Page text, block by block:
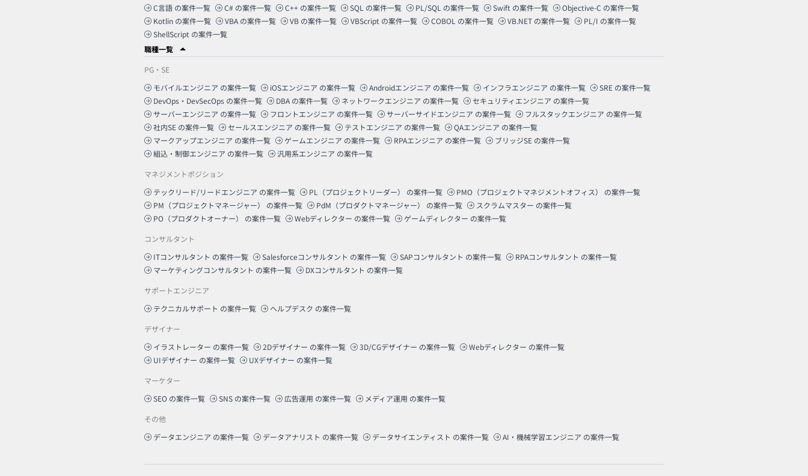
C言語 の案件一覧 C# の案件一覧 C++ の案件一覧 SQL の案件一覧 PL/SQL の案件一覧 Swift の案件一覧 Objective-C の案件一覧
Kotlin の案件一覧 VBA の案件一覧 VB の案件一覧 VBScript の案件一覧 COBOL の案件一覧 VB.NET の案件一覧 PL/I の案件一覧
ShellScript の案件一覧
職種一覧
PG・SE
モバイルエンジニア の案件一覧 iOSエンジニア の案件一覧 Androidエンジニア の案件一覧 インフラエンジニア の案件一覧 SRE の案件一覧
DevOps・DevSecOps の案件一覧 DBA の案件一覧 ネットワークエンジニア の案件一覧 セキュリティエンジニア の案件一覧
サーバーエンジニア の案件一覧 フロントエンジニア の案件一覧 サーバーサイドエンジニア の案件一覧 フルスタックエンジニア の案件一覧
社内SE の案件一覧 セールスエンジニア の案件一覧 テストエンジニア の案件一覧 QAエンジニア の案件一覧
マークアップエンジニア の案件一覧 ゲームエンジニア の案件一覧 RPAエンジニア の案件一覧 ブリッジSE の案件一覧
組込・制御エンジニア の案件一覧 汎用系エンジニア の案件一覧
マネジメントポジション
テックリード/リードエンジニア の案件一覧 PL（プロジェクトリーダー） の案件一覧 PMO（プロジェクトマネジメントオフィス）
の案件一覧
PM（プロジェクトマネージャー）
の案件一覧 PdM（プロダクトマネージャー） の案件一覧 スクラムマスター の案件一覧
PO（プロダクトオーナー）
の案件一覧 Webディレクター の案件一覧 ゲームディレクター の案件一覧
コンサルタント
ITコンサルタント の案件一覧 Salesforceコンサルタント の案件一覧 SAPコンサルタント の案件一覧 RPAコンサルタント の案件一覧
マーケティングコンサルタント の案件一覧 DXコンサルタント の案件一覧
サポートエンジニア
テクニカルサポート の案件一覧 ヘルプデスク の案件一覧
デザイナー
イラストレーター の案件一覧 2Dデザイナー の案件一覧 3D/CGデザイナー の案件一覧 Webディレクター の案件一覧
UIデザイナー の案件一覧 UXデザイナー の案件一覧
マーケター
SEO の案件一覧 SNS の案件一覧 広告運用 の案件一覧 メディア運用 の案件一覧
その他
データエンジニア の案件一覧 データアナリスト の案件一覧 データサイエンティスト の案件一覧 AI・機械学習エンジニア の案件一覧